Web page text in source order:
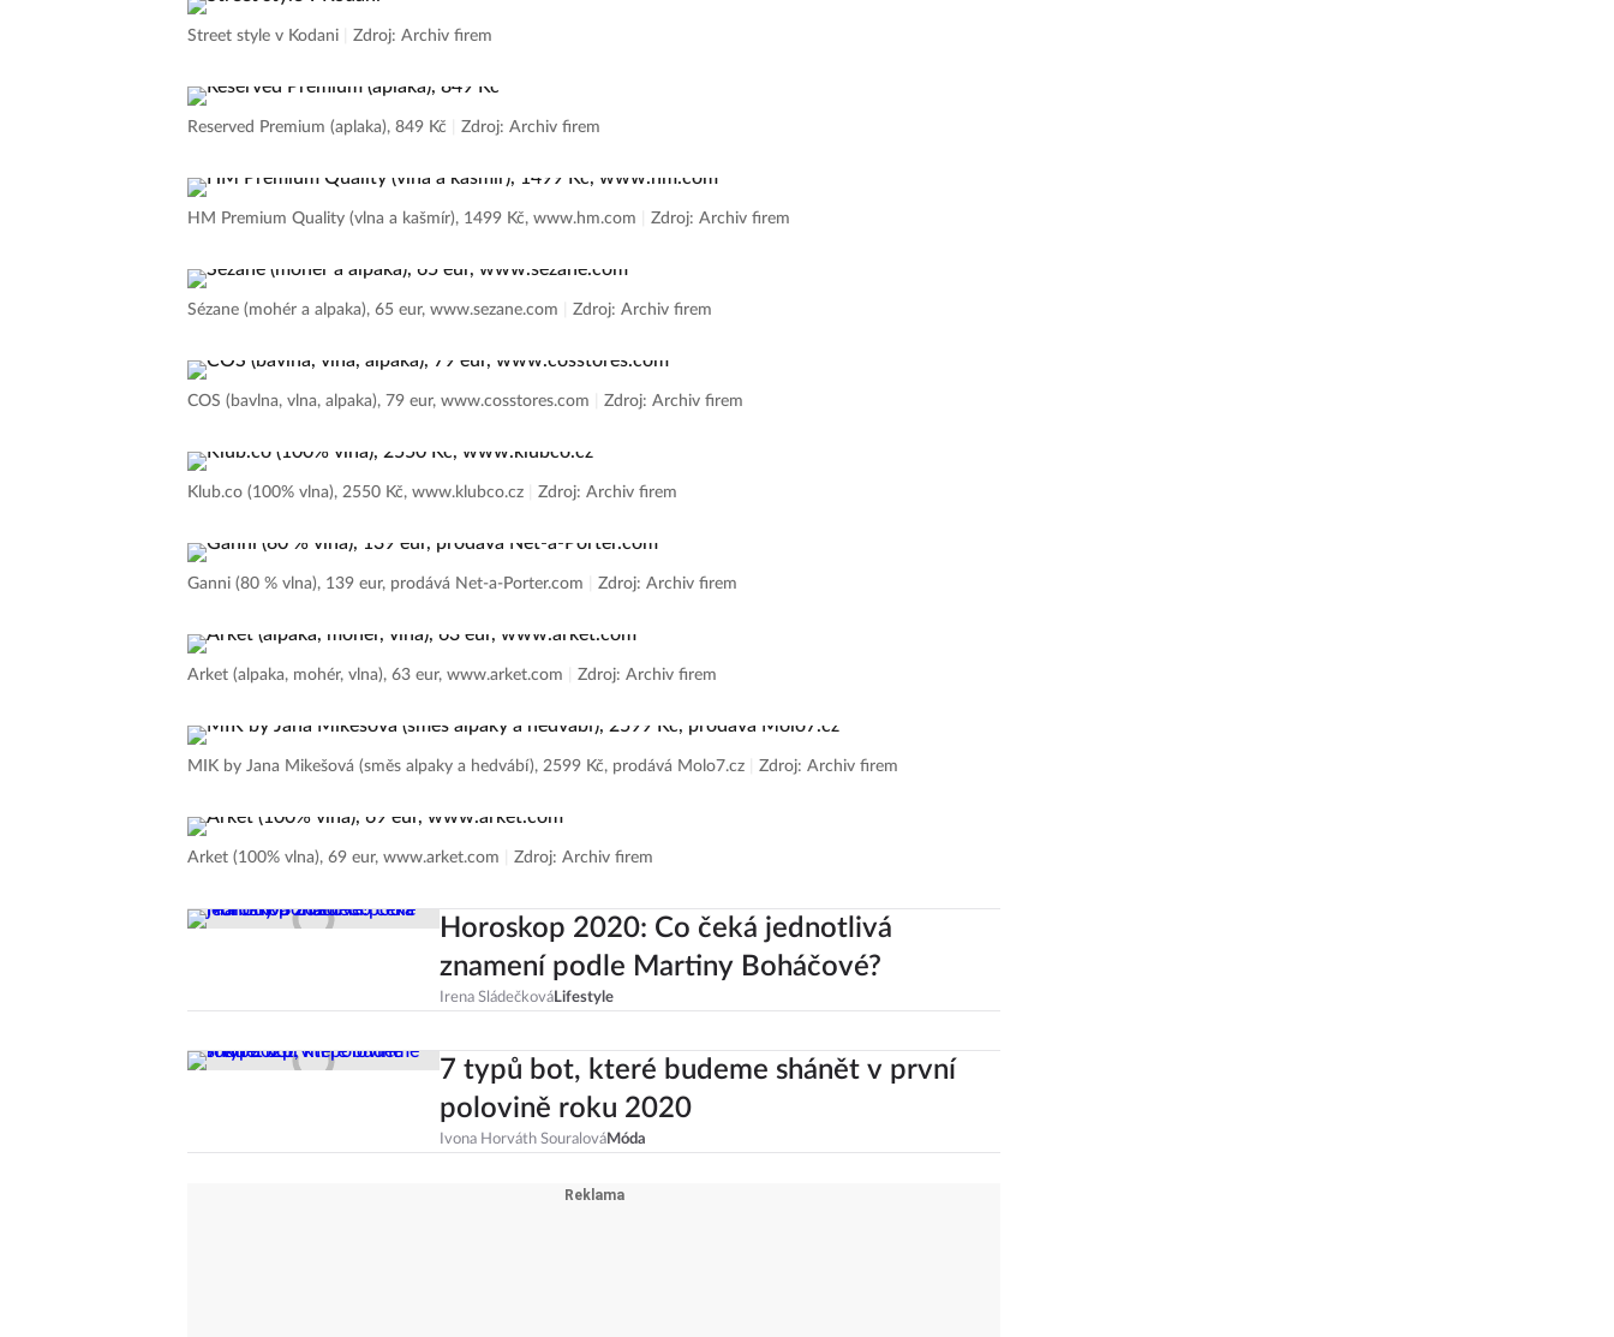
Street style v Kodani Zdroj: Archiv firem
Reserved Premium (aplaka), 849 Kč Zdroj: Archiv firem
HM Premium Quality (vlna a kašmír), 1499 Kč, www.hm.com Zdroj: Archiv firem
Sézane (mohér a alpaka), 65 eur, www.sezane.com Zdroj: Archiv firem
COS (bavlna, vlna, alpaka), 79 eur, www.cosstores.com Zdroj: Archiv firem
Klub.co (100% vlna), 2550 Kč, www.klubco.cz Zdroj: Archiv firem
Ganni (80 % vlna), 139 eur, prodává Net-a-Porter.com Zdroj: Archiv firem
Arket (alpaka, mohér, vlna), 63 eur, www.arket.com Zdroj: Archiv firem
MIK by Jana Mikešová (směs alpaky a hedvábí), 2599 Kč, prodává Molo7.cz Zdroj: Archiv firem
Arket (100% vlna), 69 eur, www.arket.com Zdroj: Archiv firem
Horoskop 2020: Co čeká jednotlivá
znamení podle Martiny Boháčové?
Irena SládečkováLifestyle
7 typů bot, které budeme shánět v první
polovině roku 2020
Ivona Horváth SouralováMóda